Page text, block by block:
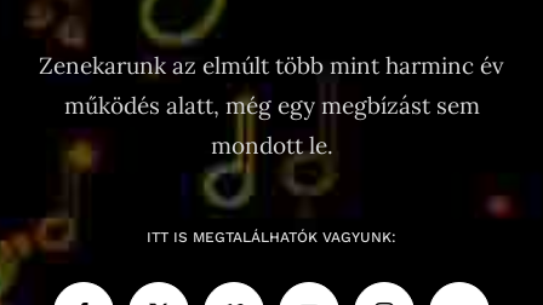
Zenekarunk az elmúlt több mint harminc év
működés alatt, még egy megbízást sem
mondott le.
ITT IS MEGTALÁLHATÓK VAGYUNK: